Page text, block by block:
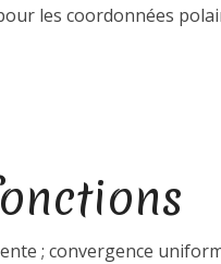
les coordonnées
; convergence